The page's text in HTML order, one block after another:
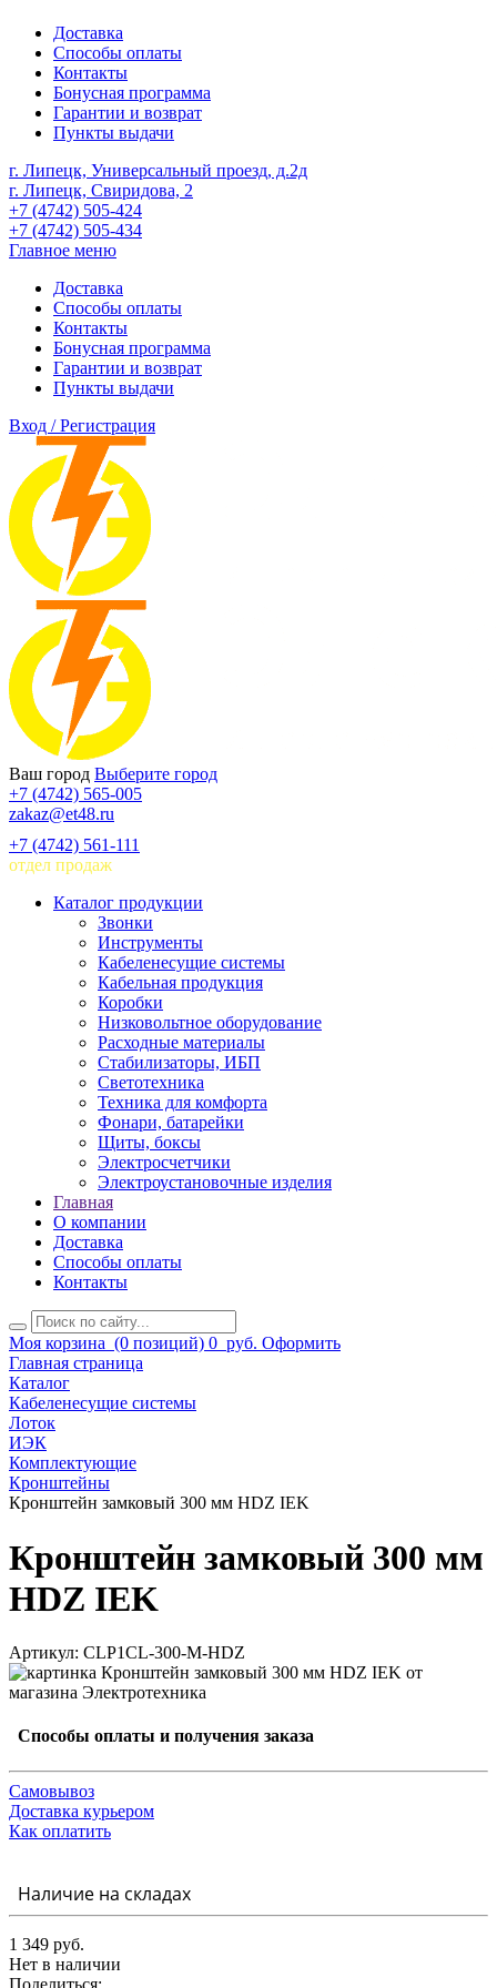
Доставка
Способы оплаты
Контакты
Бонусная программа
Гарантии и возврат
Пункты выдачи
г. Липецк, Универсальный проезд, д.2д
г. Липецк, Свиридова, 2
+7 (4742) 505-424
+7 (4742) 505-434
Главное меню
Доставка
Способы оплаты
Контакты
Бонусная программа
Гарантии и возврат
Пункты выдачи
Вход / Регистрация
Ваш город Выберите город
+7 (4742) 565-005
zakaz@et48.ru
+7 (4742) 561-111
отдел продаж
Каталог продукции
Звонки
Инструменты
Кабеленесущие системы
Кабельная продукция
Коробки
Низковольтное оборудование
Расходные материалы
Стабилизаторы, ИБП
Светотехника
Техника для комфорта
Фонари, батарейки
Щиты, боксы
Электросчетчики
Электроустановочные изделия
Главная
О компании
Доставка
Способы оплаты
Контакты
Моя корзина (0 позиций) 0 руб. Оформить
Главная страница
Каталог
Кабеленесущие системы
Лоток
ИЭК
Комплектующие
Кронштейны
Кронштейн замковый 300 мм HDZ IEK
Кронштейн замковый 300 мм
HDZ IEK
Артикул: CLP1CL-300-M-HDZ
Способы оплаты и получения заказа
Самовывоз
Доставка курьером
Как оплатить
Наличие на складах
1 349 руб.
Нет в наличии
Поделиться: